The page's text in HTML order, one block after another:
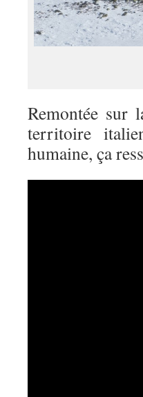
Remontée sur
territoire
humaine, ça